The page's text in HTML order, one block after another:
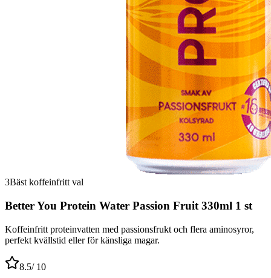
3Bäst koffeinfritt val
Better You Protein Water Passion Fruit 330ml 1 st
Koffeinfritt proteinvatten med passionsfrukt och flera aminosyror,
perfekt kvällstid eller för känsliga magar.
8.5/ 10